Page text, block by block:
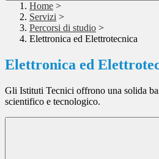
Home >
Servizi >
Percorsi di studio >
Elettronica ed Elettrotecnica
Elettronica ed
Gli Istituti Tecnici offrono una solida
scientifico e tecnologico.